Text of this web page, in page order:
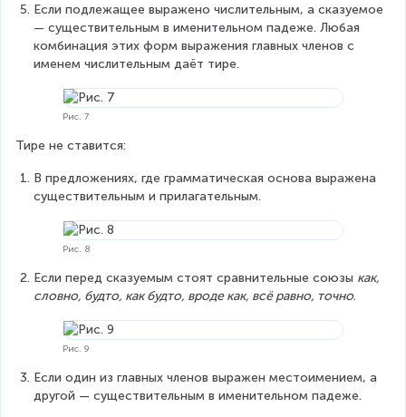
Если подлежащее выражено числительным, а сказуемое
— существительным в именительном падеже. Любая
комбинация этих форм выражения главных членов с
именем числительным даёт тире.
Рис. 7
Тире не ставится:
В предложениях, где грамматическая основа выражена
существительным и прилагательным.
Рис. 8
Если перед сказуемым стоят сравнительные союзы как,
словно, будто, как будто, вроде как, всё равно, точно.
Рис. 9
Если один из главных членов выражен местоимением, а
другой — существительным в именительном падеже.